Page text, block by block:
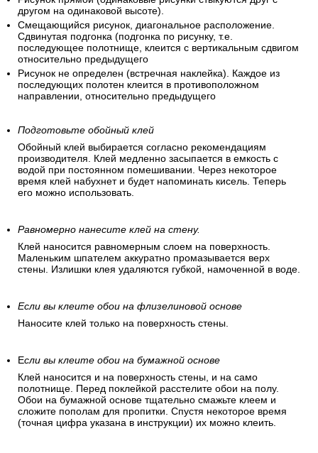
другом на одинаковой высоте).
Смещающийся рисунок, диагональное расположение.
Сдвинутая подгонка (подгонка по рисунку, т.е.
последующее полотнище, клеится с вертикальным сдвигом
относительно предыдущего
Рисунок не определен (встречная наклейка). Каждое из
последующих полотен клеится в противоположном
направлении, относительно предыдущего
Подготовьте обойный клей
Обойный клей выбирается согласно рекомендациям
производителя. Клей медленно засыпается в емкость с
водой при постоянном помешивании. Через некоторое
время клей набухнет и будет напоминать кисель. Теперь
его можно использовать.
Равномерно нанесите клей на стену.
Клей наносится равномерным слоем на поверхность.
Маленьким шпателем аккуратно промазывается верх
стены. Излишки клея удаляются губкой, намоченной в воде.
Если вы клеите обои на флизелиновой основе
Наносите клей только на поверхность стены.
Если вы клеите обои на бумажной основе
Клей наносится и на поверхность стены, и на само
полотнище. Перед поклейкой расстелите обои на полу.
Обои на бумажной основе тщательно смажьте клеем и
сложите пополам для пропитки. Спустя некоторое время
(точная цифра указана в инструкции) их можно клеить.